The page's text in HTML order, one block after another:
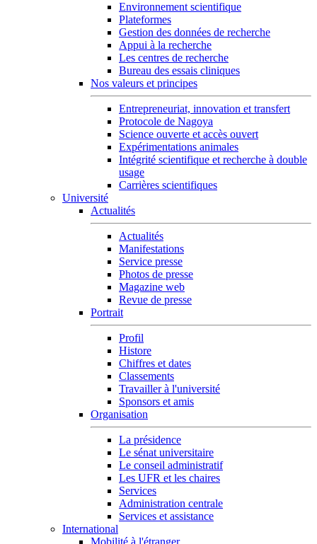
Environnement scientifique
Plateformes
Gestion des données de recherche
Appui à la recherche
Les centres de recherche
Bureau des essais cliniques
Nos valeurs et principes
Entrepreneuriat, innovation et transfert
Protocole de Nagoya
Science ouverte et accès ouvert
Expérimentations animales
Intégrité scientifique et recherche à double
usage
Carrières scientifiques
Université
Actualités
Actualités
Manifestations
Service presse
Photos de presse
Magazine web
Revue de presse
Portrait
Profil
Histore
Chiffres et dates
Classements
Travailler à l'université
Sponsors et amis
Organisation
La présidence
Le sénat universitaire
Le conseil administratif
Les UFR et les chaires
Services
Administration centrale
Services et assistance
International
Mobilité à l'étranger